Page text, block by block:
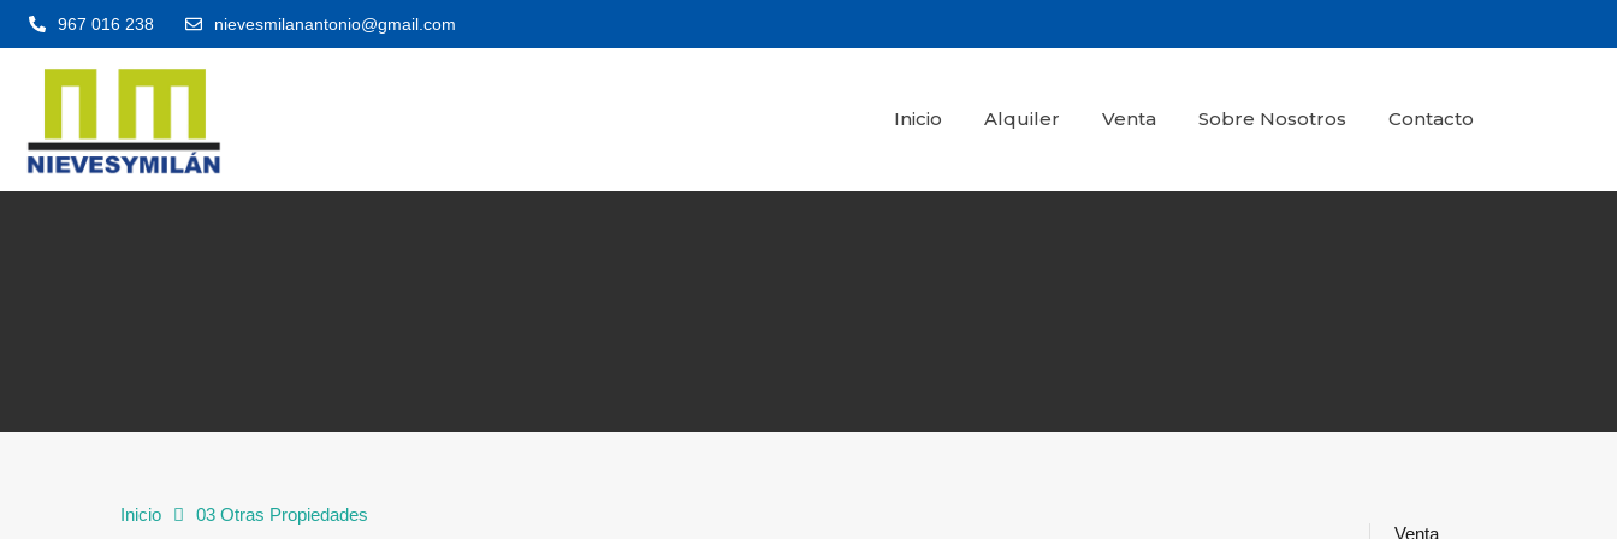
967 016 238 nievesmilanantonio@gmail.com
Inicio Alquiler Venta Sobre Nosotros Contacto
Inicio 03 Otras Propiedades
Venta